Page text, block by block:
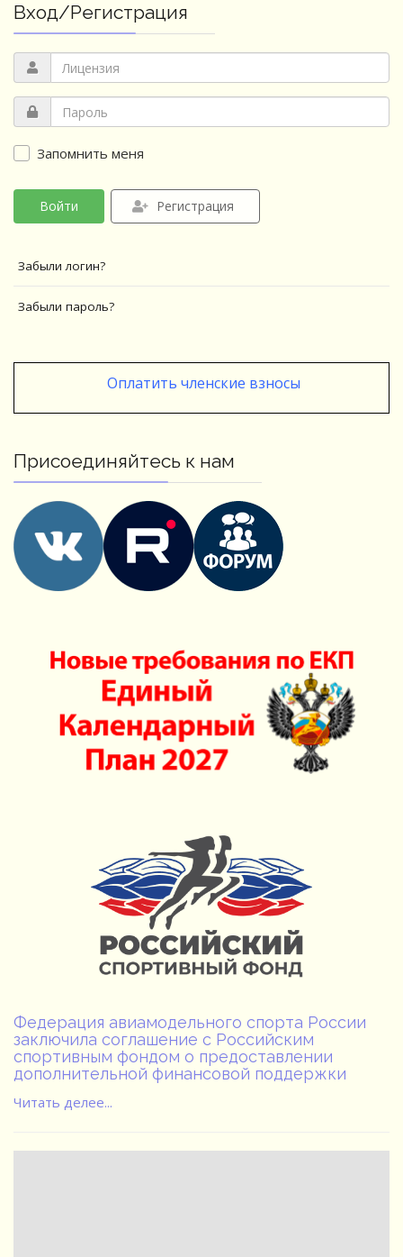
Вход/Регистрация
Запомнить меня
Войти Регистрация
Забыли логин?
Забыли пароль?
Оплатить членские взносы
Присоединяйтесь к нам
Федерация авиамодельного спорта России
заключила соглашение с Российским
спортивным фондом о предоставлении
дополнительной финансовой поддержки
Читать делее...